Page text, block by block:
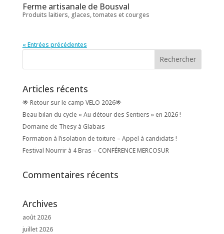
Ferme artisanale de Bousval
Produits laitiers, glaces, tomates et courges
« Entrées précédentes
Articles récents
🌟 Retour sur le camp VELO 2026🌟
Beau bilan du cycle « Au détour des Sentiers » en 2026 !
Domaine de Thesy à Glabais
Formation à l’isolation de toiture – Appel à candidats !
Festival Nourrir à 4 Bras – CONFÉRENCE MERCOSUR
Commentaires récents
Archives
août 2026
juillet 2026